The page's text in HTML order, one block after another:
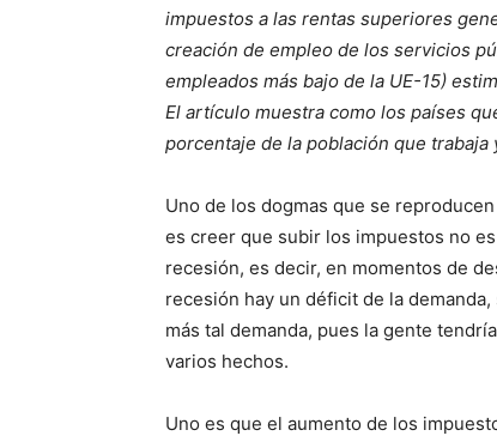
impuestos a las rentas superiores
creación de empleo de los servicios
empleados más bajo de la UE-15)
El artículo muestra como los países
porcentaje de la población que
Uno de los dogmas que se
es creer que subir los impuestos no
recesión, es decir, en momentos de
recesión hay un déficit de la
más tal demanda, pues la gente
varios hechos.
Uno es que el aumento de los